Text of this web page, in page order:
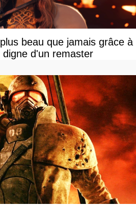
beau que jamais grâce à
d'un remaster